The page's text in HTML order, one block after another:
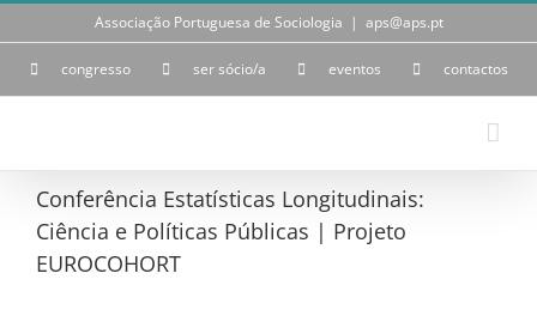
Skip
Associação Portuguesa de Sociologia | aps@aps.pt
congresso ser sócio/a eventos contactos
Conferência Estatísticas Longitudinais:
Ciência e Políticas Públicas | Projeto
EUROCOHORT